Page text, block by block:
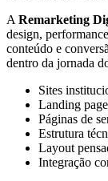
A Remarketing
design,
conteúdo e
dentro da jornada
Sites
Landing
Páginas de
Estrutura
Layout
Integração